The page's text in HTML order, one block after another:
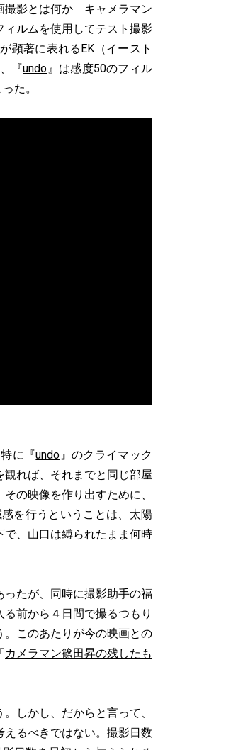
撮影とは何か キャメラマン
ルムを使用してテスト撮影
顕著に表れるEK（イースト
『undo』は感度50のフィル
た。
に『undo』のクライマック
れば、それまでと同じ部屋
の映像を作り出すために、
を行うということは、太陽
、山口は縛られたまま何時
たが、同時に撮影助手の福
前から４日間で撮るつもり
このあたりが今の映画との
カメラマン篠田昇の残したも
しかし、だからと言って、
るべきではない。撮影日数